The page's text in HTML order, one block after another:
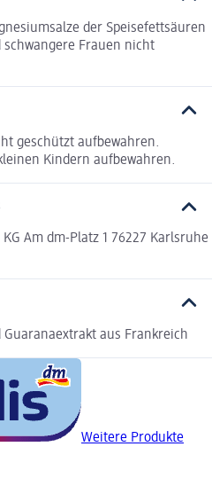
der Speisefettsäuren
Frauen nicht
geschützt aufbewahren.
Kindern aufbewahren.
Am dm-Platz 1 76227 Karlsruhe
aus Frankreich
Weitere Produkte